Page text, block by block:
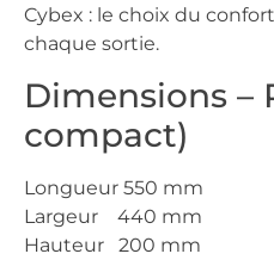
Cybex : le choix du
chaque sortie.
Dimensions –
compact)
Longueur 550 mm
Largeur 440 mm
Hauteur 200 mm